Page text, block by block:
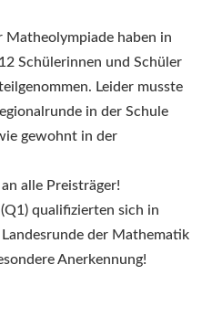
Matheolympiade haben in
Schülerinnen und Schüler
Leider musste
in der Schule
gewohnt in der
alle Preisträger!
qualifizierten sich in
der Mathematik
Anerkennung!